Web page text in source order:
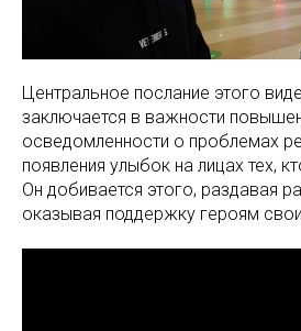
Центральное послание этого
заключается в важности
осведомленности о проблемах
появления улыбок на лицах тех,
Он добивается этого, раздавая
оказывая поддержку героям